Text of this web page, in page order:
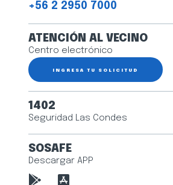
+56 2 2950 7000
ATENCIÓN AL VECINO
Centro electrónico
INGRESA TU SOLICITUD
1402
Seguridad Las Condes
SOSAFE
Descargar APP